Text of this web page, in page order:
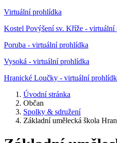
Virtuální prohlídka
Kostel Povýšení sv. Kříže - virtuální
Poruba - virtuální prohlídka
Vysoká - virtuální prohlídka
Hranické Loučky - virtuální
Úvodní stránka
Občan
Spolky & sdružení
Základní umělecká škola